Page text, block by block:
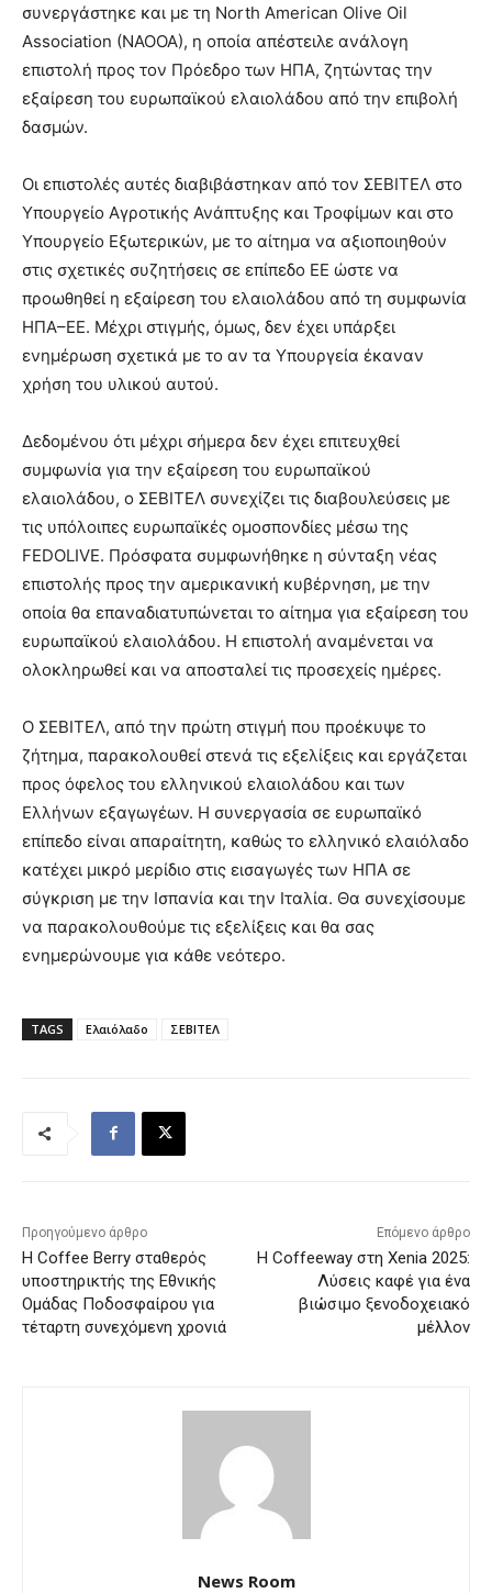
συνεργάστηκε και με τη North American Olive Oil
Association (NAOOA), η οποία απέστειλε ανάλογη
επιστολή προς τον Πρόεδρο των ΗΠΑ, ζητώντας την
εξαίρεση του ευρωπαϊκού ελαιολάδου από την επιβολή
δασμών.
Οι επιστολές αυτές διαβιβάστηκαν από τον ΣΕΒΙΤΕΛ στο
Υπουργείο Αγροτικής Ανάπτυξης και Τροφίμων και στο
Υπουργείο Εξωτερικών, με το αίτημα να αξιοποιηθούν
στις σχετικές συζητήσεις σε επίπεδο ΕΕ ώστε να
προωθηθεί η εξαίρεση του ελαιολάδου από τη συμφωνία
ΗΠΑ–ΕΕ. Μέχρι στιγμής, όμως, δεν έχει υπάρξει
ενημέρωση σχετικά με το αν τα Υπουργεία έκαναν
χρήση του υλικού αυτού.
Δεδομένου ότι μέχρι σήμερα δεν έχει επιτευχθεί
συμφωνία για την εξαίρεση του ευρωπαϊκού
ελαιολάδου, ο ΣΕΒΙΤΕΛ συνεχίζει τις διαβουλεύσεις με
τις υπόλοιπες ευρωπαϊκές ομοσπονδίες μέσω της
FEDOLIVE. Πρόσφατα συμφωνήθηκε η σύνταξη νέας
επιστολής προς την αμερικανική κυβέρνηση, με την
οποία θα επαναδιατυπώνεται το αίτημα για εξαίρεση του
ευρωπαϊκού ελαιολάδου. Η επιστολή αναμένεται να
ολοκληρωθεί και να αποσταλεί τις προσεχείς ημέρες.
Ο ΣΕΒΙΤΕΛ, από την πρώτη στιγμή που προέκυψε το
ζήτημα, παρακολουθεί στενά τις εξελίξεις και εργάζεται
προς όφελος του ελληνικού ελαιολάδου και των
Ελλήνων εξαγωγέων. Η συνεργασία σε ευρωπαϊκό
επίπεδο είναι απαραίτητη, καθώς το ελληνικό ελαιόλαδο
κατέχει μικρό μερίδιο στις εισαγωγές των ΗΠΑ σε
σύγκριση με την Ισπανία και την Ιταλία. Θα συνεχίσουμε
να παρακολουθούμε τις εξελίξεις και θα σας
ενημερώνουμε για κάθε νεότερο.
TAGS Ελαιόλαδο ΣΕΒΙΤΕΛ
Προηγούμενο άρθρο
Η Coffee Berry σταθερός
υποστηρικτής της Εθνικής
Ομάδας Ποδοσφαίρου για
τέταρτη συνεχόμενη χρονιά
Επόμενο άρθρο
H Coffeeway στη Xenia 2025:
Λύσεις καφέ για ένα
βιώσιμο ξενοδοχειακό
μέλλον
News Room